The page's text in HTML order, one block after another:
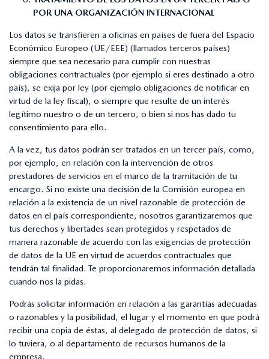
POR UNA ORGANIZACIÓN INTERNACIONAL
Los datos se transfieren a oficinas en países de fuera del Espacio
Económico Europeo (UE/EEE) (llamados terceros países)
siempre que sea necesario para cumplir con nuestras
obligaciones contractuales (por ejemplo si eres destinado a otro
país), se exija por ley (por ejemplo obligaciones de notificar en
virtud de la ley fiscal), o siempre que resulte de un interés
legítimo nuestro o de un tercero, o bien si nos has dado tu
consentimiento para ello.
A la vez, tus datos podrán ser tratados en un tercer país, como,
por ejemplo, en relación con la intervención de otros
prestadores de servicios en el marco de la tramitación de tu
encargo. Si no existe una decisión de la Comisión europea en
relación a la existencia de un nivel razonable de protección de
datos en el país correspondiente, nosotros garantizaremos que
tus derechos y libertades sean protegidos y respetados de
manera razonable de acuerdo con las exigencias de protección
de datos de la UE en virtud de acuerdos contractuales que
tendrán tal finalidad. Te proporcionaremos información detallada
cuando nos la pidas.
Podrás solicitar información en relación a las garantías adecuadas
o razonables y la posibilidad, el lugar y el momento en que podrá
recibir una copia de éstas, al delegado de protección de datos, si
lo tuviera, o al departamento de recursos humanos de la
empresa.